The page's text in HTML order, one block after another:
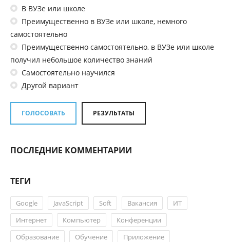
В ВУЗе или школе
Преимущественно в ВУЗе или школе, немного
самостоятельно
Преимущественно самостоятельно, в ВУЗе или школе
получил небольшое количество знаний
Самостоятельно научился
Другой вариант
ГОЛОСОВАТЬ РЕЗУЛЬТАТЫ
ПОСЛЕДНИЕ КОММЕНТАРИИ
ТЕГИ
Google JavaScript Soft Вакансия
ИТ
Интернет
Компьютер
Конференции
Образование
Обучение
Приложение